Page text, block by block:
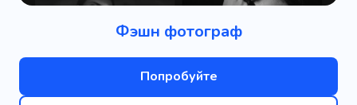
Фэшн фотограф
Попробуйте